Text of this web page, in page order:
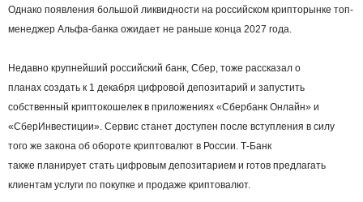
Однако появления большой ликвидности на российском крипторынке топ-
менеджер Альфа-банка ожидает не раньше конца 2027 года.
Недавно крупнейший российский банк, Сбер, тоже рассказал о
планах создать к 1 декабря цифровой депозитарий и запустить
собственный криптокошелек в приложениях «Сбербанк Онлайн» и
«СберИнвестиции». Сервис станет доступен после вступления в силу
того же закона об обороте криптовалют в России. Т-Банк
также планирует стать цифровым депозитарием и готов предлагать
клиентам услуги по покупке и продаже криптовалют.